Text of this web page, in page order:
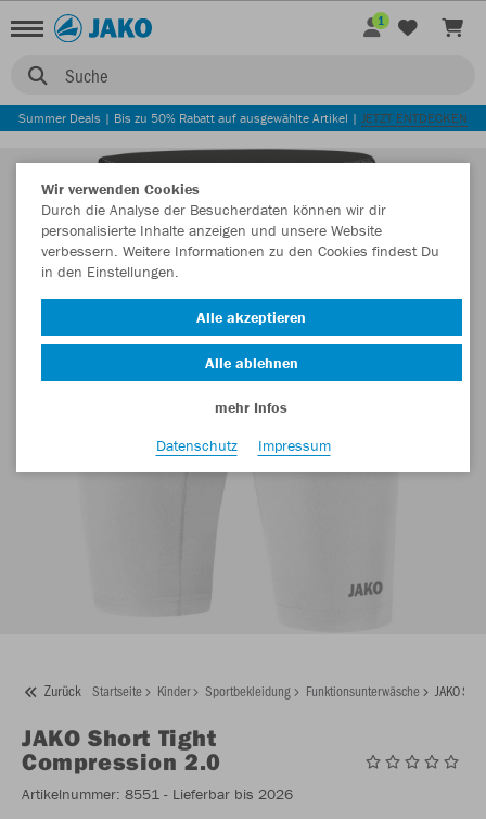
Suche
1
Summer Deals | Bis zu 50% Rabatt auf ausgewählte Artikel | JETZT ENTDECKEN
Zurück Startseite Kinder Sportbekleidung Funktionsunterwäsche JAKO
JAKO Short Tight
Compression 2.0
Artikelnummer: 8551 - Lieferbar bis 2026
Wir verwenden Cookies
Durch die Analyse der Besucherdaten können wir dir
personalisierte Inhalte anzeigen und unsere Website
verbessern. Weitere Informationen zu den Cookies findest Du
in den Einstellungen.
Alle akzeptieren
Alle ablehnen
mehr Infos
Datenschutz
Impressum